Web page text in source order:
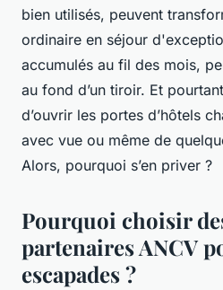
bien utilisés, peuvent
ordinaire en séjour
accumulés au fil des mois,
au fond d’un tiroir. Et
d’ouvrir les portes d’hôtels
avec vue ou même de
Alors, pourquoi s’en priver ?
Pourquoi choisir
partenaires ANCV
escapades ?